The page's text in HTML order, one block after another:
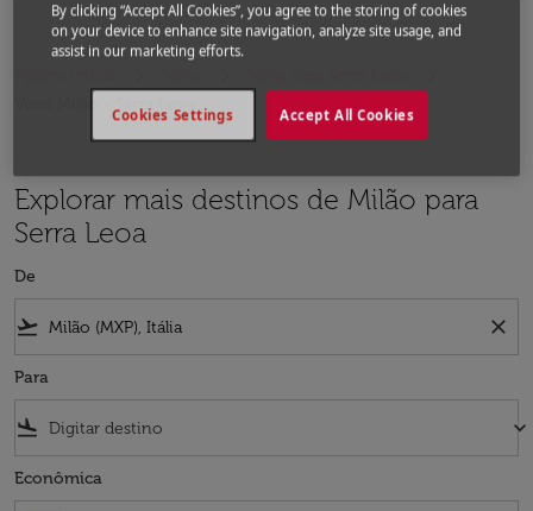
Voos Milão - Serra Leoa
Explorar mais destinos de Milão para
Serra Leoa
De
flight_takeoff close
Para
flight_land keyboard_arrow_down
Econômica
By clicking “Accept All Cookies”, you agree to the storing of cookies
on your device to enhance site navigation, analyze site usage, and
assist in our marketing efforts.
Accept All Cookies
Cookies Settings